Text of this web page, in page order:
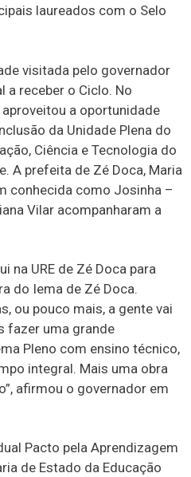
laureados com o Selo
visitada pelo governador
a receber o Ciclo. No
a oportunidade
da Unidade Plena do
Ciência e Tecnologia do
A prefeita de Zé Doca, Maria
conhecida como Josinha –
Vilar acompanharam a
na URE de Zé Doca para
do Iema de Zé Doca.
ou pouco mais, a gente vai
fazer uma grande
Pleno com ensino técnico,
integral. Mais uma obra
afirmou o governador em
Pacto pela Aprendizagem
de Estado da Educação